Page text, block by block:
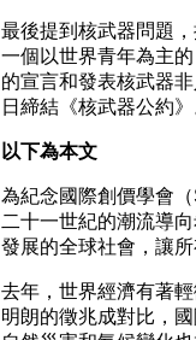
最後提到核武器問題
一個以世界青年為主
的宣言和發表核武器
日締結《核武器公約》
以下為本文
為紀念國際創價學會
二十一世紀的潮流導
發展的全球社會，讓
去年，世界經濟有著
明朗的徵兆成對比，